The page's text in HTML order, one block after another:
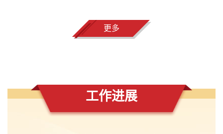
更多
工作进展